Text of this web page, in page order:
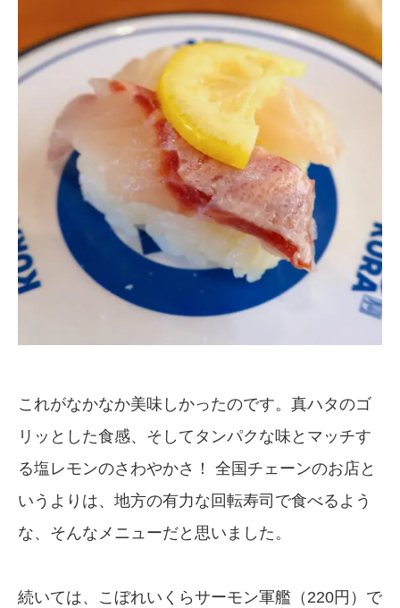
これがなかなか美味しかったのです。真ハタのゴ
リッとした食感、そしてタンパクな味とマッチす
る塩レモンのさわやかさ！ 全国チェーンのお店と
いうよりは、地方の有力な回転寿司で食べるよう
な、そんなメニューだと思いました。
続いては、こぼれいくらサーモン軍艦（220円）で